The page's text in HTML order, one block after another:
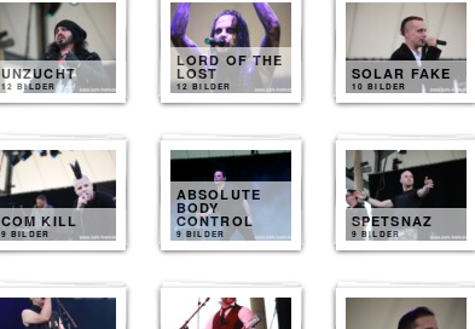
UNZUCHT
12 BILDER
LORD OF THE
LOST
12 BILDER
SOLAR FAKE
10 BILDER
COM KILL
9 BILDER
ABSOLUTE
BODY
CONTROL
9 BILDER
SPETSNAZ
9 BILDER